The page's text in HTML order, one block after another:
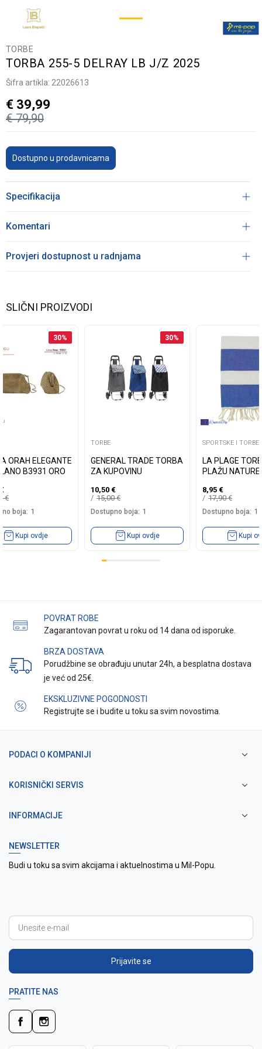
TORBE
TORBA 255-5 DELRAY LB J/Z 2025
Šifra artikla: 22026613
€ 79,90
€ 39,99
Dostupno u prodavnicama
Specifikacija
Komentari
Provjeri dostupnost u radnjama
SLIČNI PROIZVODI
30%
ORAH ELEGANTE
B3931 ORO
€
€
boja: 1
Kupi ovdje
30%
TORBE
GENERAL TRADE TORBA
ZA KUPOVINU
10,50 €
15,00€
Dostupno boja: 1
Kupi ovdje
SPORTSKE I
LA PLAGE
PLAŽU
8,95 €
17,90€
Dostupno boja: 1
Kupi
POVRAT ROBE
Zagarantovan povrat u roku od 14 dana od isporuke.
BRZA DOSTAVA
Porudžbine se obrađuju unutar 24h, a besplatna dostava
je već od 25€.
EKSKLUZIVNE POGODNOSTI
Registrujte se i budite u toku sa svim novostima.
PODACI O KOMPANIJI
KORISNIČKI SERVIS
INFORMACIJE
NEWSLETTER
Budi u toku sa svim akcijama i aktuelnostima u Mil-Popu.
Prijavite se
PRATITE NAS